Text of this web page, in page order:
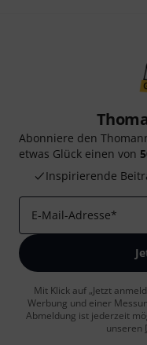
Abonniere den
etwas Glück einen von
Inspirierende
E-Mail-Adresse*
Mit Klick auf „Jetzt
Werbung und einer
Abmeldung ist jederzeit
unseren